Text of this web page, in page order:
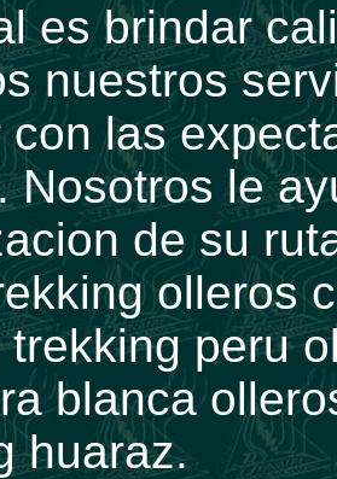
es brindar
nuestros
con las
Nosotros le
de su
olleros
peru
blanca
huaraz.